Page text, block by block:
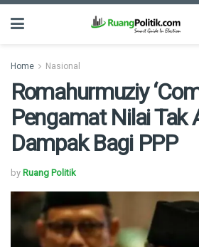
Home Nasional
Romahurmuziy
Pengamat Nilai Tak
Dampak Bagi PPP
by Ruang Politik